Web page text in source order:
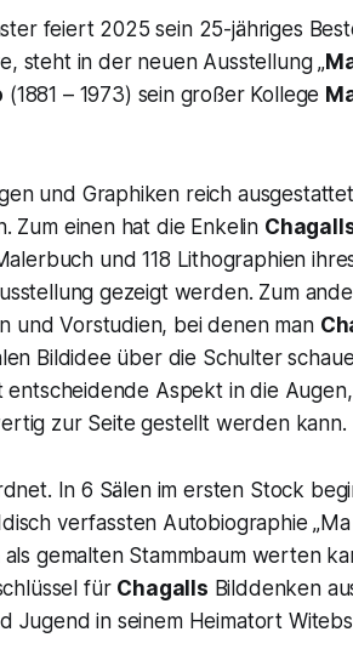
feiert 2025 sein 25-jähriges
steht in der neuen Ausstellung „
(1881 – 1973) sein großer Kollege
und Graphiken reich
Zum einen hat die Enkelin
und 118 Lithographien
gezeigt werden. Zum
und Vorstudien, bei denen man
Bildidee über die Schulter
Aspekt in die
zur Seite gestellt werden kann.
In 6 Sälen im ersten Stock
verfassten Autobiographie
gemalten Stammbaum werten
für Chagalls Bilddenken
Jugend in seinem Heimatort